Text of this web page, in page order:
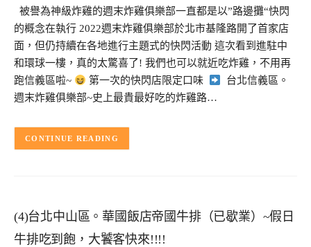
被譽為神級炸雞的週末炸雞俱樂部一直都是以”路邊攤“快閃
的概念在執行 2022週末炸雞俱樂部於北市基隆路開了首家店
面，但仍持續在各地進行主題式的快閃活動 這次看到進駐中
和環球一樓，真的太驚喜了! 我們也可以就近吃炸雞，不用再
跑信義區啦~
第一次的快閃店限定口味
台北信義區。
週末炸雞俱樂部~史上最貴最好吃的炸雞路…
CONTINUE READING
(4)台北中山區。華國飯店帝國牛排（已歇業）~假日
牛排吃到飽，大饕客快來!!!!